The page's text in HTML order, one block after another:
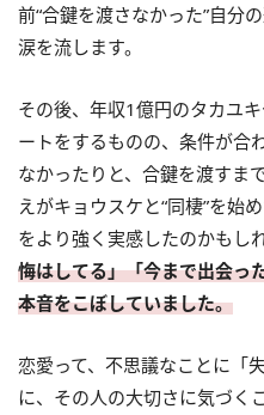
前“合鍵を渡さなかった”自分
涙を流します。
その後、年収1億円のタカユ
ートをするものの、条件が合
なかったりと、合鍵を渡すま
えがキョウスケと“同棲”を始
をより強く実感したのかもし
悔はしてる」「今まで出会っ
本音をこぼしていました。
恋愛って、不思議なことに「
に、その人の大切さに気づく